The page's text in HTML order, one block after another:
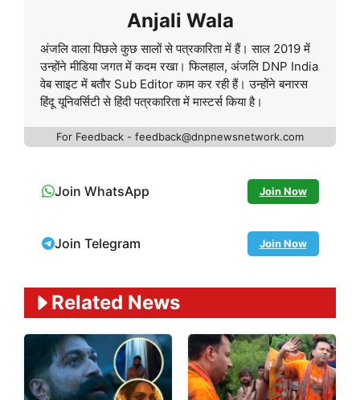
Anjali Wala
अंजलि वाला पिछले कुछ सालों से पत्रकारिता में हैं। साल 2019 में
उन्होंने मीडिया जगत में कदम रखा। फिलहाल, अंजलि DNP India
वेब साइट में बतौर Sub Editor काम कर रही हैं। उन्होंने बनारस
हिंदू यूनिवर्सिटी से हिंदी पत्रकारिता में मास्टर्स किया है।
For Feedback - feedback@dnpnewsnetwork.com
Join WhatsApp Join Now
Join Telegram Join Now
Related News